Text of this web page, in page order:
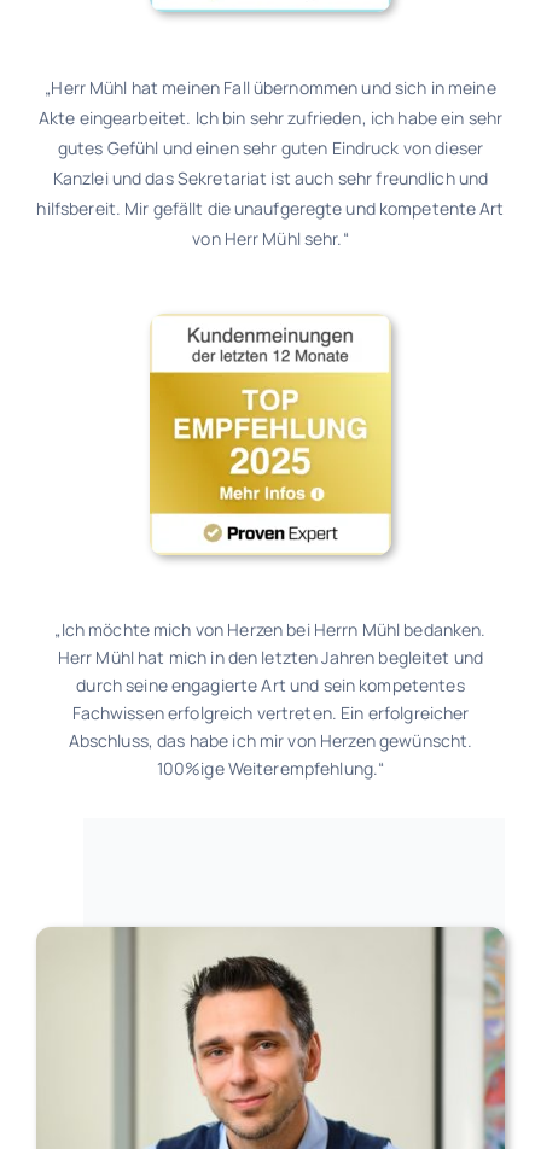
„Herr Mühl hat meinen Fall übernommen und sich in meine
Akte eingearbeitet. Ich bin sehr zufrieden, ich habe ein sehr
gutes Gefühl und einen sehr guten Eindruck von dieser
Kanzlei und das Sekretariat ist auch sehr freundlich und
hilfsbereit. Mir gefällt die unaufgeregte und kompetente Art
von Herr Mühl sehr.“
„Ich möchte mich von Herzen bei Herrn Mühl bedanken.
Herr Mühl hat mich in den letzten Jahren begleitet und
durch seine engagierte Art und sein kompetentes
Fachwissen erfolgreich vertreten. Ein erfolgreicher
Abschluss, das habe ich mir von Herzen gewünscht.
100%ige Weiterempfehlung.“